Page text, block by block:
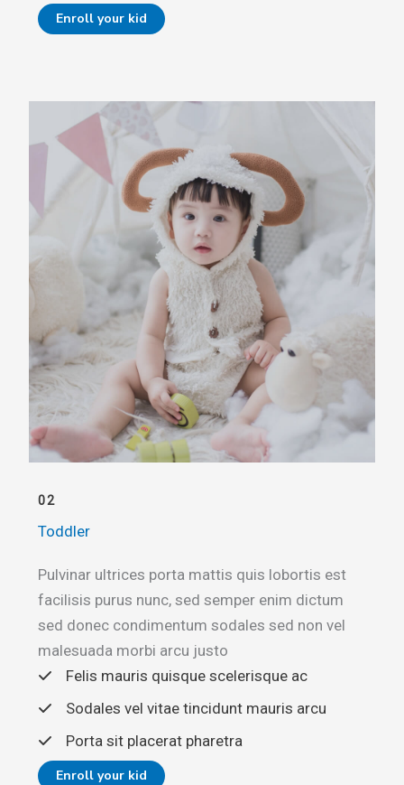
Enroll your kid
02
Toddler
Pulvinar ultrices porta mattis quis lobortis est
facilisis purus nunc, sed semper enim dictum
sed donec condimentum sodales sed non vel
malesuada morbi arcu justo
Felis mauris quisque scelerisque ac
Sodales vel vitae tincidunt mauris arcu
Porta sit placerat pharetra
Enroll your kid